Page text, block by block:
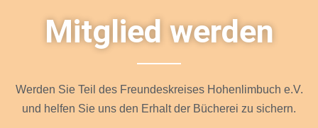
Mitglied werden
Werden Sie Teil des Freundeskreises Hohenlimbuch e.V.
und helfen Sie uns den Erhalt der Bücherei zu sichern.